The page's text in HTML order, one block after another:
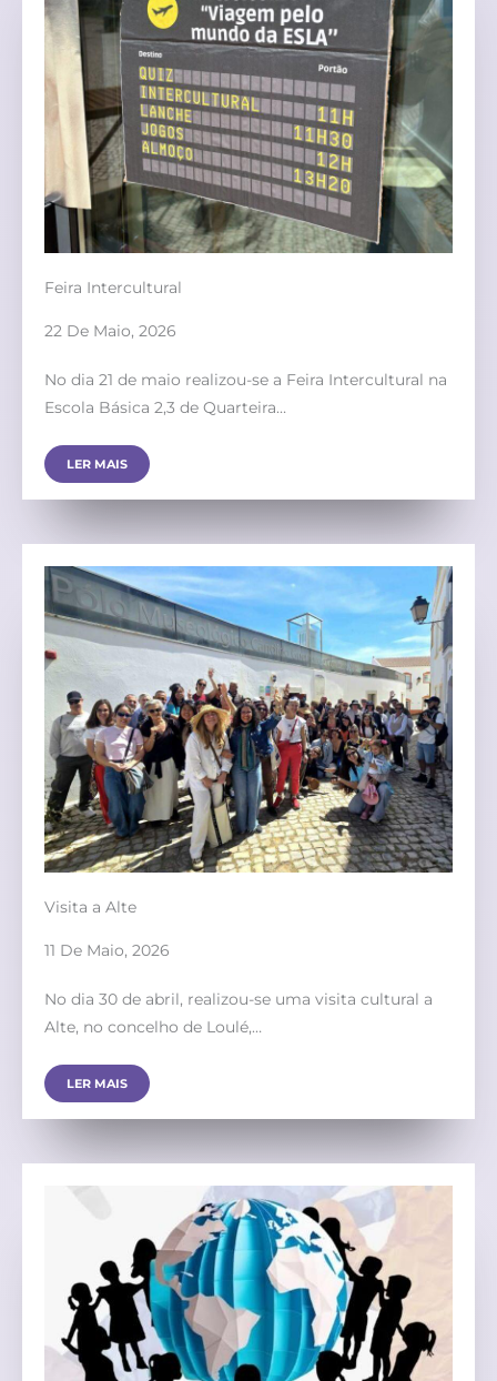
Feira Intercultural
22 De Maio, 2026
No dia 21 de maio realizou-se a Feira Intercultural na
Escola Básica 2,3 de Quarteira…
LER MAIS
Visita a Alte
11 De Maio, 2026
No dia 30 de abril, realizou-se uma visita cultural a
Alte, no concelho de Loulé,…
LER MAIS